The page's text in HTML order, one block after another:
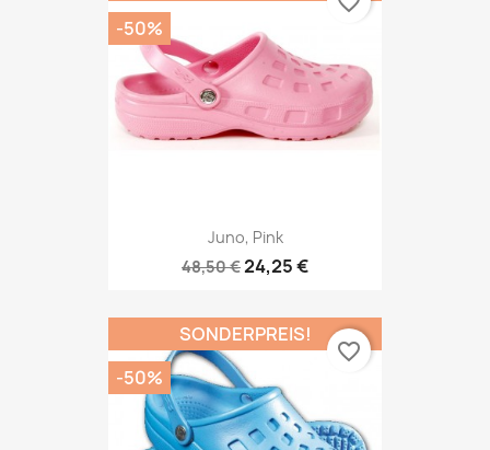
Juno, Pink
48,50 €24,25 €
-50%
SONDERPREIS!
-50%
favorite_border